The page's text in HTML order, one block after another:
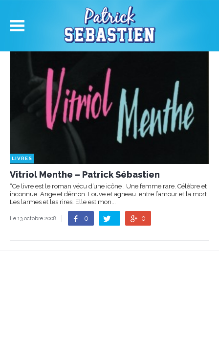
LIVRES
Vitriol Menthe – Patrick Sébastien
“Ce livre est le roman vécu d’une icône . Une femme rare. Célèbre et
inconnue. Ange et démon. Louve et agneau. entre l’amour et la mort.
Les larmes et les rires. Elle est mon...
Le 13 octobre 2008 0 0